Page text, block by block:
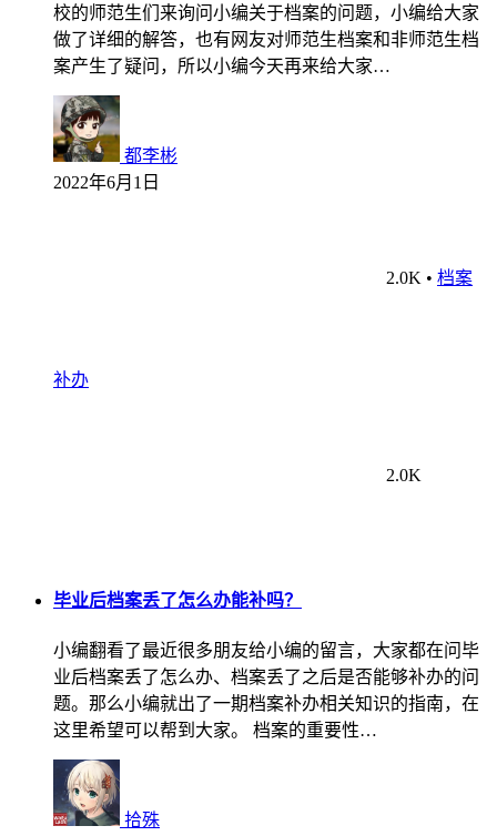
校的师范生们来询问小编关于档案的问题，小编给大家
做了详细的解答，也有网友对师范生档案和非师范生档
案产生了疑问，所以小编今天再来给大家…
都李彬
2022年6月1日
2.0K • 档案
补办
2.0K
毕业后档案丢了怎么办能补吗？
小编翻看了最近很多朋友给小编的留言，大家都在问毕
业后档案丢了怎么办、档案丢了之后是否能够补办的问
题。那么小编就出了一期档案补办相关知识的指南，在
这里希望可以帮到大家。 档案的重要性…
拾殊